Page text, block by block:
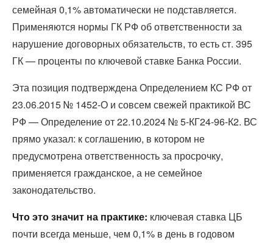
семейная 0,1% автоматически не подставляется.
Применяются нормы ГК РФ об ответственности за
нарушение договорных обязательств, то есть ст. 395
ГК — проценты по ключевой ставке Банка России.
Эта позиция подтверждена Определением КС РФ от
23.06.2015 № 1452-О и совсем свежей практикой ВС
РФ — Определение от 22.10.2024 № 5-КГ24-96-К2. ВС
прямо указал: к соглашению, в котором не
предусмотрена ответственность за просрочку,
применяется гражданское, а не семейное
законодательство.
Что это значит на практике: ключевая ставка ЦБ
почти всегда меньше, чем 0,1% в день в годовом